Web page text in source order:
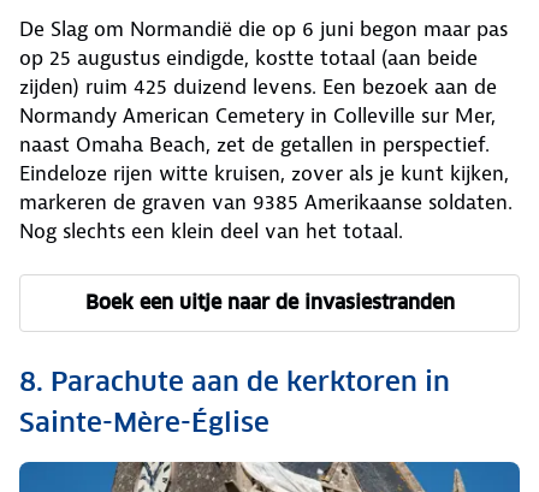
De Slag om Normandië die op 6 juni begon maar pas
op 25 augustus eindigde, kostte totaal (aan beide
zijden) ruim 425 duizend levens. Een bezoek aan de
Normandy American Cemetery in Colleville sur Mer,
naast Omaha Beach, zet de getallen in perspectief.
Eindeloze rijen witte kruisen, zover als je kunt kijken,
markeren de graven van 9385 Amerikaanse soldaten.
Nog slechts een klein deel van het totaal.
Boek een uitje naar de invasiestranden
8. Parachute aan de kerktoren in
Sainte-Mère-Église